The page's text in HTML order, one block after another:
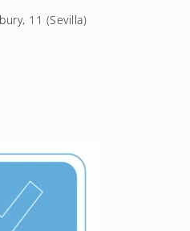
11 (Sevilla)